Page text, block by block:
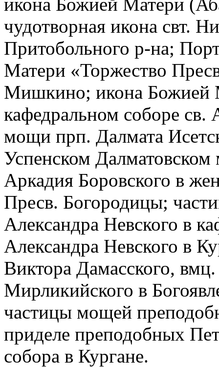
чудотворная икона свт.
Притобольного р-на;
Матери «Торжество
Мишкино; икона Божией
кафедральном соборе св.
мощи прп. Далмата
Успенском
Аркадия Боровского в
Пресв. Богородицы;
Александра Невского в
Александра Невского в
Виктора Дамасского,
Мирликийского в
частицы мощей
приделе преподобных
собора в Кургане.